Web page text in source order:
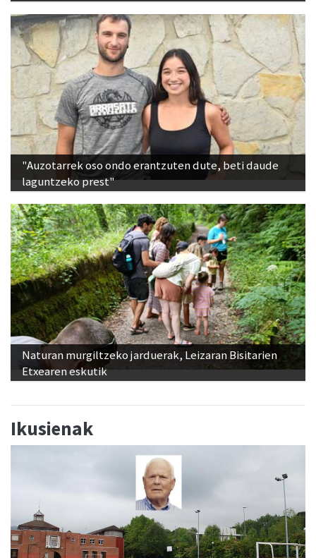
"Auzotarrek oso ondo erantzuten dute, beti daude
laguntzeko prest"
Naturan murgiltzeko jarduerak, Leizaran Bisitarien
Etxearen eskutik
Ikusienak